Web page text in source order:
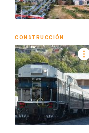
CONSTRUCCIÓN